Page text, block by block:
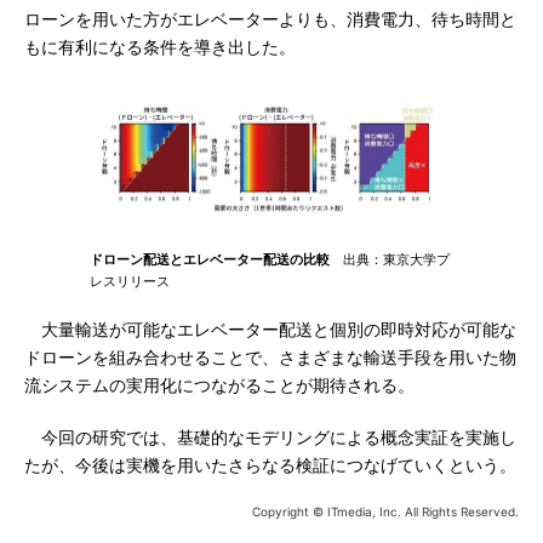
ローンを用いた方がエレベーターよりも、消費電力、待ち時間と
もに有利になる条件を導き出した。
ドローン配送とエレベーター配送の比較 出典：東京大学プ
レスリリース
大量輸送が可能なエレベーター配送と個別の即時対応が可能な
ドローンを組み合わせることで、さまざまな輸送手段を用いた物
流システムの実用化につながることが期待される。
今回の研究では、基礎的なモデリングによる概念実証を実施し
たが、今後は実機を用いたさらなる検証につなげていくという。
Copyright © ITmedia, Inc. All Rights Reserved.